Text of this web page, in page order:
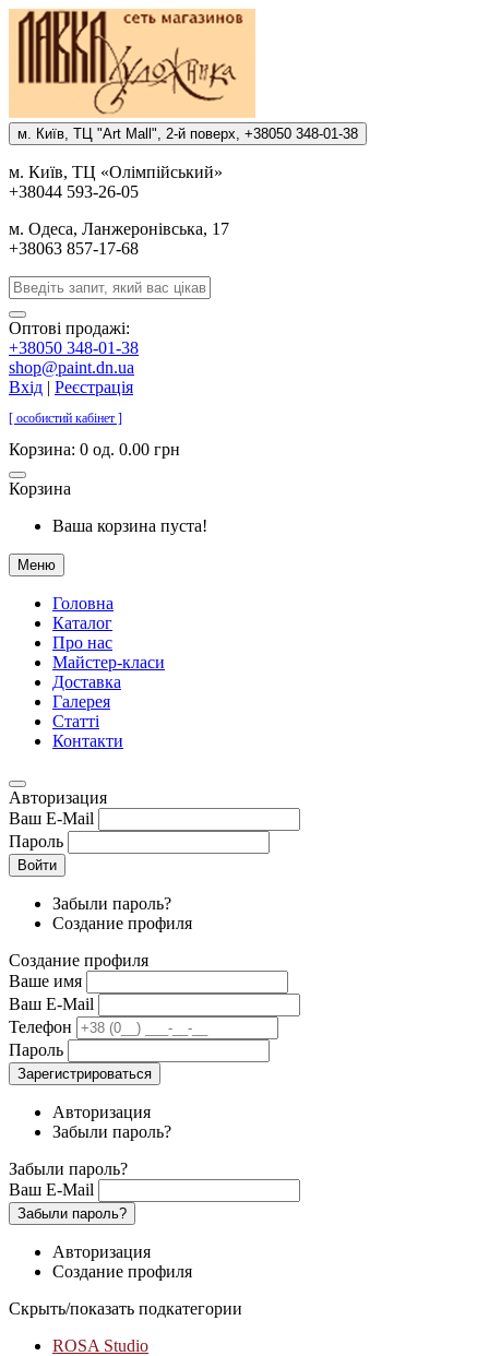
м. Киïв, ТЦ "Art Mall", 2-й поверх, +38050 348-01-38
м. Киïв, ТЦ «Олiмпiйський»
+38044 593-26-05
м. Одеса, Ланжеронiвська, 17
+38063 857-17-68
Оптові продажі:
+38050 348-01-38
shop@paint.dn.ua
Вхід | Реєстрація
[ особистий кабінет ]
Корзина: 0 од. 0.00 грн
Корзина
Ваша корзина пуста!
Меню
Головна
Каталог
Про нас
Майстер-класи
Доставка
Галерея
Статтi
Контакти
Авторизация
Ваш E-Mail
Пароль
Войти
Забыли пароль?
Создание профиля
Создание профиля
Ваше имя
Ваш E-Mail
Телефон
Пароль
Зарегистрироваться
Авторизация
Забыли пароль?
Забыли пароль?
Ваш E-Mail
Забыли пароль?
Авторизация
Создание профиля
Скрыть/показать подкатегории
ROSA Studio